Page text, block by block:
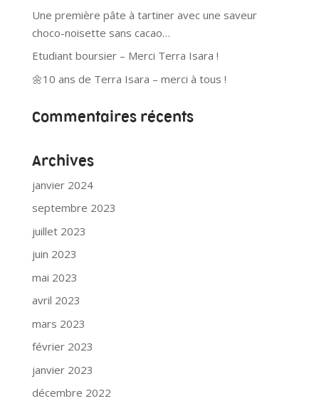
Une première pâte à tartiner avec une saveur
choco-noisette sans cacao…
Etudiant boursier – Merci Terra Isara !
🌼10 ans de Terra Isara – merci à tous !
Commentaires récents
Archives
janvier 2024
septembre 2023
juillet 2023
juin 2023
mai 2023
avril 2023
mars 2023
février 2023
janvier 2023
décembre 2022